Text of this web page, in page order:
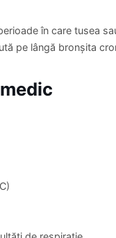
în care tusea
pe lângă bronșita